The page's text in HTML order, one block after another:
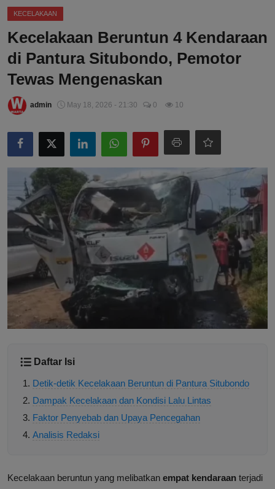
KECELAKAAN
Kecelakaan Beruntun 4 Kendaraan
di Pantura Situbondo, Pemotor
Tewas Mengenaskan
admin May 18, 2026 - 21:30 0 10
Daftar Isi
Detik-detik Kecelakaan Beruntun di Pantura Situbondo
Dampak Kecelakaan dan Kondisi Lalu Lintas
Faktor Penyebab dan Upaya Pencegahan
Analisis Redaksi
Kecelakaan beruntun yang melibatkan empat kendaraan terjadi